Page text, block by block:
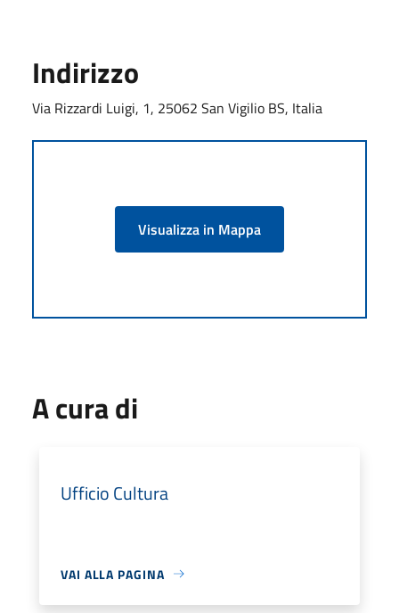
Indirizzo
Via Rizzardi Luigi, 1, 25062 San Vigilio BS, Italia
Visualizza in Mappa
A cura di
Ufficio Cultura
VAI ALLA PAGINA